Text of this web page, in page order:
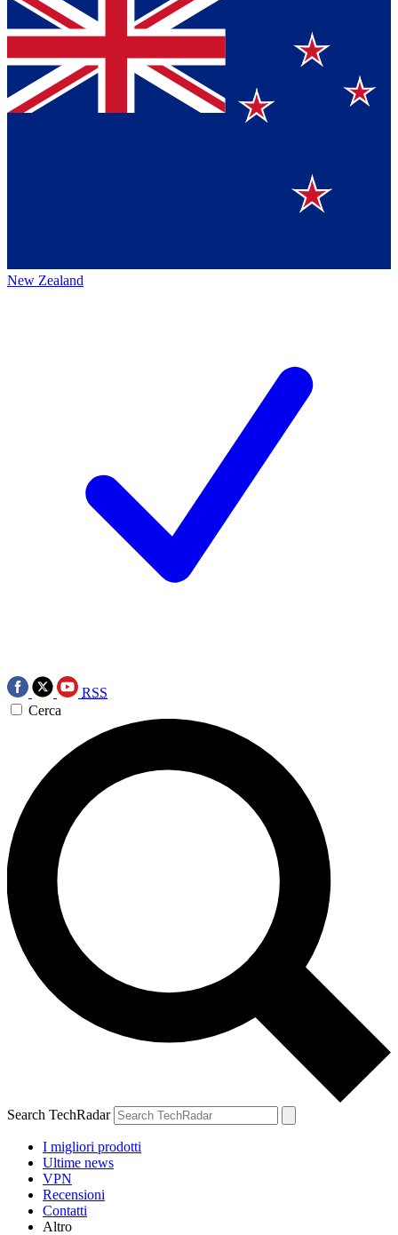
New Zealand
RSS
Cerca
Search TechRadar
I migliori prodotti
Ultime news
VPN
Recensioni
Contatti
Altro